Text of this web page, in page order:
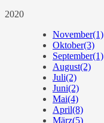
2020
November(1)
Oktober(3)
September(1)
August(2)
Juli(2)
Juni(2)
Mai(4)
April(8)
März(5)